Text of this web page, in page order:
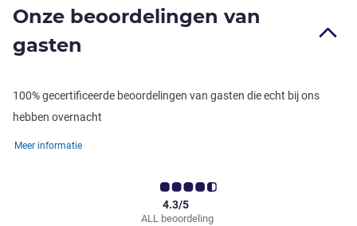
Onze beoordelingen van
gasten
100% gecertificeerde beoordelingen van gasten die echt bij ons
hebben overnacht
Meer informatie
ALL beoordeling
4.3/5